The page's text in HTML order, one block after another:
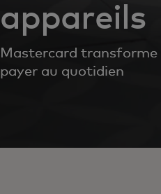
appareils
Mastercard
payer au quotidien